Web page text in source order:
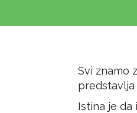
Svi znamo
Istina je da